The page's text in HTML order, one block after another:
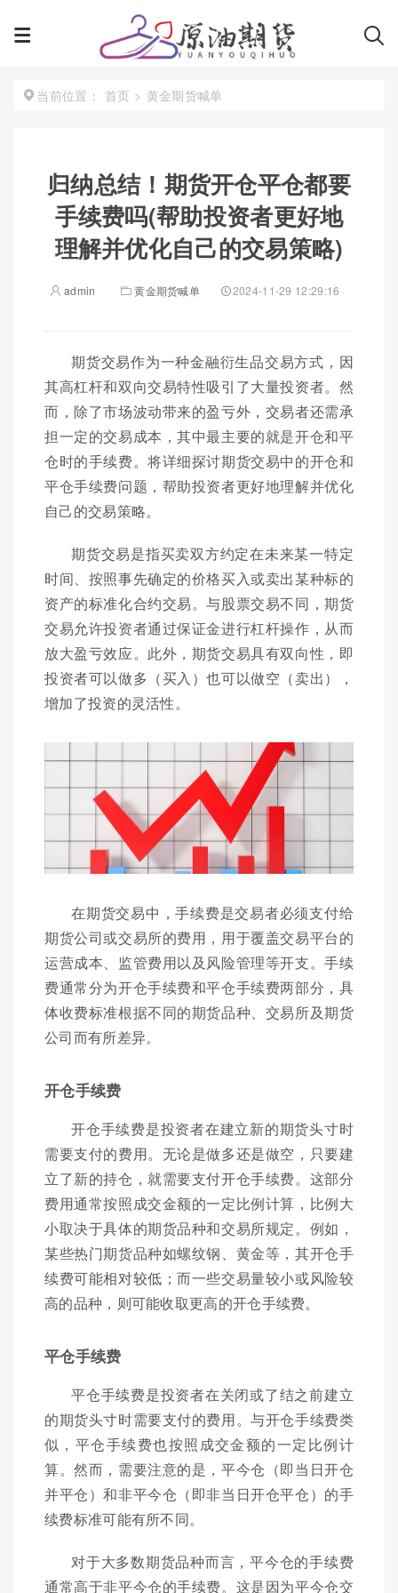
当前位置： 首页 > 黄金期货喊单
归纳总结！期货开仓平仓都要
手续费吗(帮助投资者更好地
理解并优化自己的交易策略)
admin 黄金期货喊单 2024-11-29 12:29:16
期货交易作为一种金融衍生品交易方式，因
其高杠杆和双向交易特性吸引了大量投资者。然
而，除了市场波动带来的盈亏外，交易者还需承
担一定的交易成本，其中最主要的就是开仓和平
仓时的手续费。将详细探讨期货交易中的开仓和
平仓手续费问题，帮助投资者更好地理解并优化
自己的交易策略。
期货交易是指买卖双方约定在未来某一特定
时间、按照事先确定的价格买入或卖出某种标的
资产的标准化合约交易。与股票交易不同，期货
交易允许投资者通过保证金进行杠杆操作，从而
放大盈亏效应。此外，期货交易具有双向性，即
投资者可以做多（买入）也可以做空（卖出），
增加了投资的灵活性。
在期货交易中，手续费是交易者必须支付给
期货公司或交易所的费用，用于覆盖交易平台的
运营成本、监管费用以及风险管理等开支。手续
费通常分为开仓手续费和平仓手续费两部分，具
体收费标准根据不同的期货品种、交易所及期货
公司而有所差异。
开仓手续费
开仓手续费是投资者在建立新的期货头寸时
需要支付的费用。无论是做多还是做空，只要建
立了新的持仓，就需要支付开仓手续费。这部分
费用通常按照成交金额的一定比例计算，比例大
小取决于具体的期货品种和交易所规定。例如，
某些热门期货品种如螺纹钢、黄金等，其开仓手
续费可能相对较低；而一些交易量较小或风险较
高的品种，则可能收取更高的开仓手续费。
平仓手续费
平仓手续费是投资者在关闭或了结之前建立
的期货头寸时需要支付的费用。与开仓手续费类
似，平仓手续费也按照成交金额的一定比例计
算。然而，需要注意的是，平今仓（即当日开仓
并平仓）和非平今仓（即非当日开仓平仓）的手
续费标准可能有所不同。
对于大多数期货品种而言，平今仓的手续费
通常高于非平今仓的手续费。这是因为平今仓交